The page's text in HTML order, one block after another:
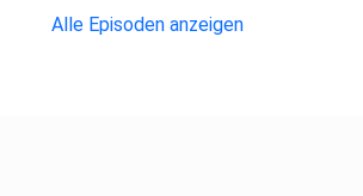
Alle Episoden anzeigen